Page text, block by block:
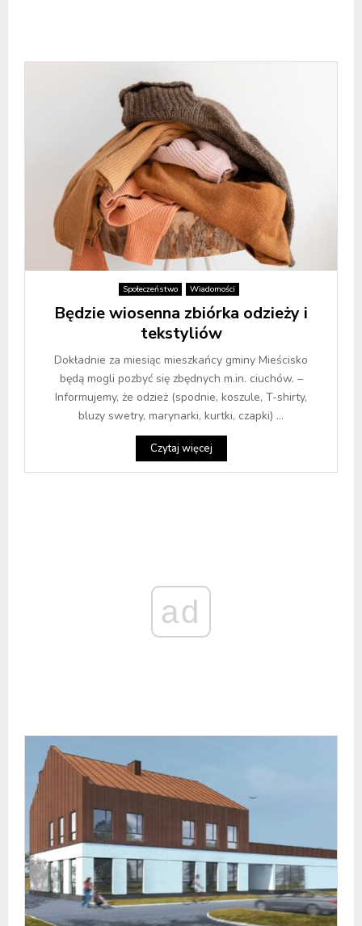
Społeczeństwo Wiadomości
Będzie wiosenna zbiórka odzieży i
tekstyliów
Dokładnie za miesiąc mieszkańcy gminy Mieścisko
będą mogli pozbyć się zbędnych m.in. ciuchów. –
Informujemy, że odzież (spodnie, koszule, T-shirty,
bluzy swetry, marynarki, kurtki, czapki) ...
Czytaj więcej
ad